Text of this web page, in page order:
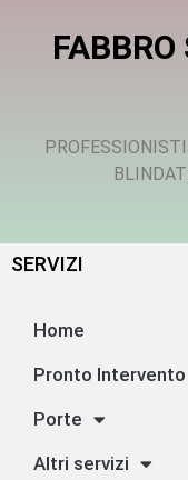
FABBRO
SERVIZI
Home
Pronto Intervento
Porte
Altri servizi